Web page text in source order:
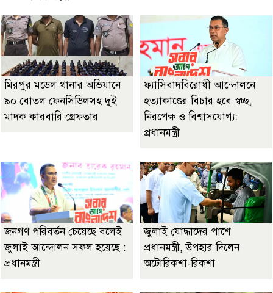
মিরপুর মডেল থানার অভিযানে
৯০ বোতল ফেনসিডিলসহ দুই
মাদক কারবারি গ্রেফতার
ফ্যাসিবাদবিরোধী আন্দোলনে
হত্যাকাণ্ডের বিচার হবে স্বচ্ছ,
নিরপেক্ষ ও বিশ্বাসযোগ্য:
প্রধানমন্ত্রী
জনগণ পরিবর্তন চেয়েছে বলেই
জুলাই আন্দোলন সফল হয়েছে :
প্রধানমন্ত্রী
জুলাই যোদ্ধাদের পাশে
প্রধানমন্ত্রী, উপহার দিলেন
অটোরিকশা-রিকশা